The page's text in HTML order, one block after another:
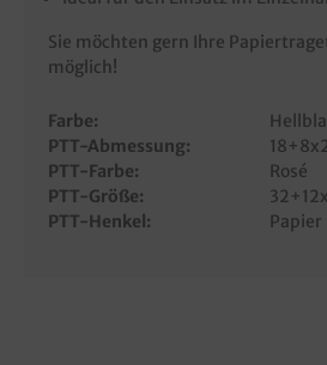
Sie möchten gern Ihre
möglich!
Farbe:
PTT-Abmessung:
PTT-Farbe:
Rosé
PTT-Größe:
PTT-Henkel:
Papier